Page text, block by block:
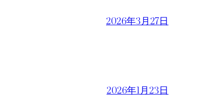
2026年3月27日
2026年1月23日